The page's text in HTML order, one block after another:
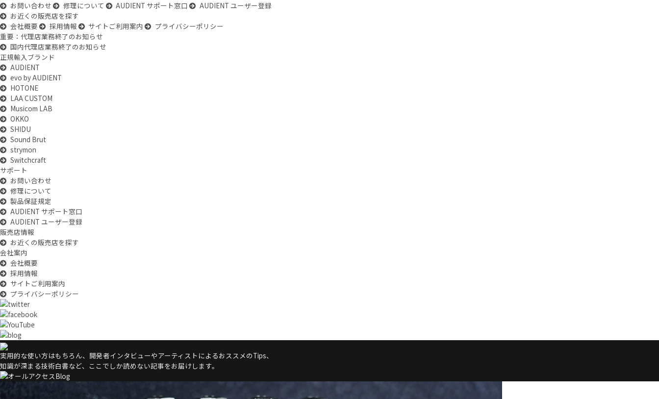
お問い合わせ 修理について AUDIENT サポート窓口
AUDIENT ユーザー登録
お近くの販売店を探す
会社概要
採用情報 サイトご利用案内
プライバシーポリシー
重要：代理店業務終了のお知らせ
国内代理店業務終了のお知らせ
正規輸入ブランド
AUDIENT
evo by AUDIENT
HOTONE
LAA CUSTOM
Musicom LAB
OKKO
SHIDU
Sound Brut
strymon
Switchcraft
サポート
お問い合わせ
修理について
製品保証規定
AUDIENT サポート窓口
AUDIENT ユーザー登録
販売店情報
お近くの販売店を探す
会社案内
会社概要
採用情報
サイトご利用案内
プライバシーポリシー
実用的な使い方はもちろん、開発者インタビューやアーティストによるおススメのTips、
知識が深まる技術白書など、ここでしか読めない記事をお届けします。